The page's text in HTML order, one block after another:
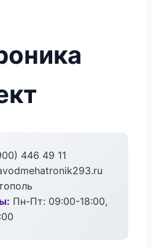
446 49 11
Пн-Пт: 09:00-18:00,